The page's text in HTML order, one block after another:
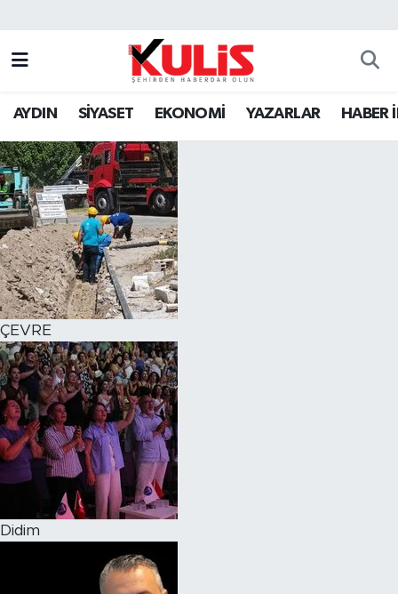
AYDIN SİYASET EKONOMİ YAZARLAR HABER
ÇEVRE
Didim